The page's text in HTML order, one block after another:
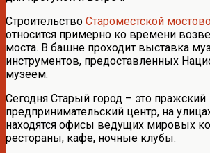
Строительство Староместской
относится примерно ко времени
моста. В башне проходит выставка
инструментов, предоставленных
музеем.
Сегодня Старый город – это пражский
предпринимательский центр, на
находятся офисы ведущих мировых
рестораны, кафе, ночные клубы.